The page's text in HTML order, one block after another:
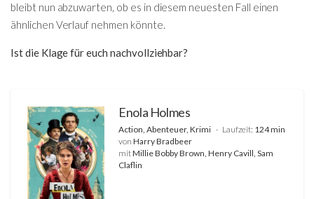
bleibt nun abzuwarten, ob es in diesem neuesten Fall einen
ähnlichen Verlauf nehmen könnte.
Ist die Klage für euch nachvollziehbar?
Enola Holmes
Action, Abenteuer, Krimi Laufzeit: 124 min
von Harry Bradbeer
mitMillie Bobby Brown, Henry Cavill, Sam
Claflin